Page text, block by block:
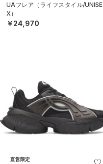
UAフレア（ライフスタイル/UNISE
X）
￥24,970
直営限定